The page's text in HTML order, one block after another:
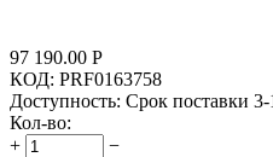
97 190.00 Р
КОД: PRF0163758
Доступность: Срок поставки
Кол-во:
+
−